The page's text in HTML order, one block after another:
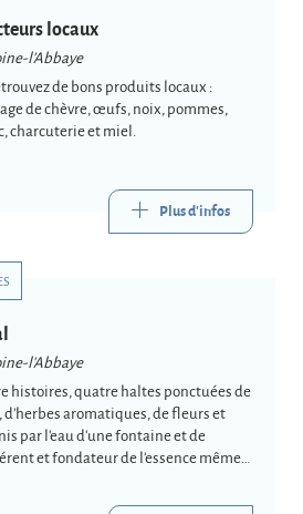
locaux
l'Abbaye
de bons produits locaux :
de chèvre, œufs, noix, pommes,
charcuterie et miel.
Plus d'infos
l'Abbaye
histoires, quatre haltes ponctuées de
aromatiques, de fleurs et
par l'eau d'une fontaine et de
et fondateur de l'essence même